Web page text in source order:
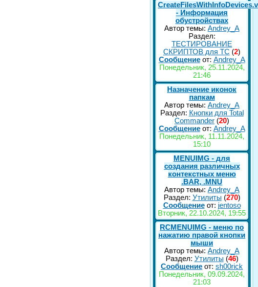
- Информация
обустройствах
Автор темы: Andrey_A
Раздел:
ТЕСТИРОВАНИЕ
СКРИПТОВ для TC (2)
Сообщениеот: Andrey_A
Понедельник, 25.11.2024,
21:46
Назначение иконок
папкам
Автор темы: Andrey_A
Раздел: Кнопки для Total
Commander (20)
Сообщениеот: Andrey_A
Понедельник, 11.11.2024,
15:10
MENUIMG - для
создания различных
контекстных меню
.BAR, .MNU
Автор темы: Andrey_A
Раздел: Утилиты (270)
Сообщениеот: jentoso
Вторник, 22.10.2024, 19:55
RCMENUIMG - меню по
нажатию правой кнопки
мыши
Автор темы: Andrey_A
Раздел: Утилиты (46)
Сообщение от: sh00rick
Понедельник, 09.09.2024,
21:03